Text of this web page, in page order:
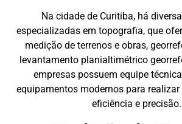
Na cidade de Curitiba, há
especializadas em topografia, que
medição de terrenos e obras,
levantamento planialtimétrico
empresas possuem equipe
equipamentos modernos para
eficiência e precisão.